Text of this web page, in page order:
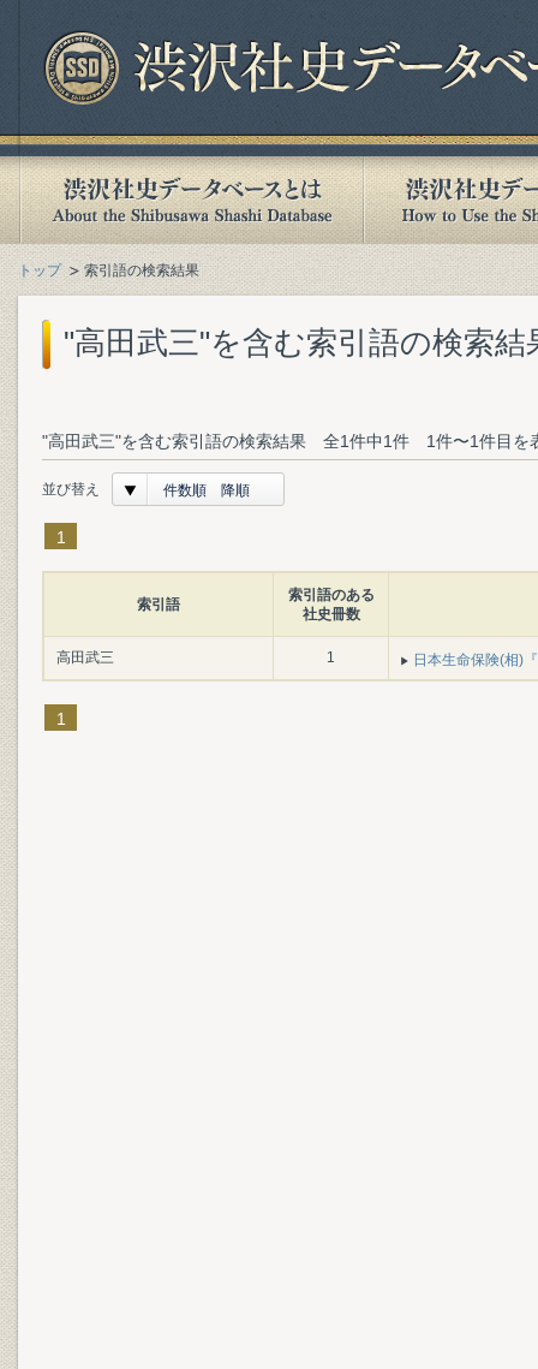
トップ 索引語の検索結果
"高田武三"を含む索引語の検索結
"高田武三"を含む索引語の検索結果 全1件中1件 1件〜1件目を
並び替え 件数順 降順
1
索引語
索引語のある
社史冊数
高田武三 1 日本生命保険(相)
1